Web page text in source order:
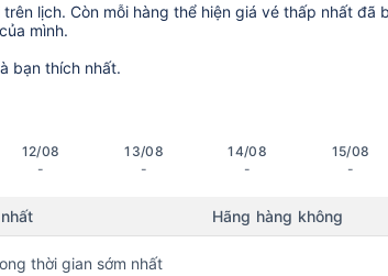
lịch. Còn mỗi hàng thể hiện giá vé thấp nhất đã
mình.
bạn thích nhất.
12/08
-
13/08
-
14/08
-
15/08
-
Hãng hàng không
thời gian sớm nhất